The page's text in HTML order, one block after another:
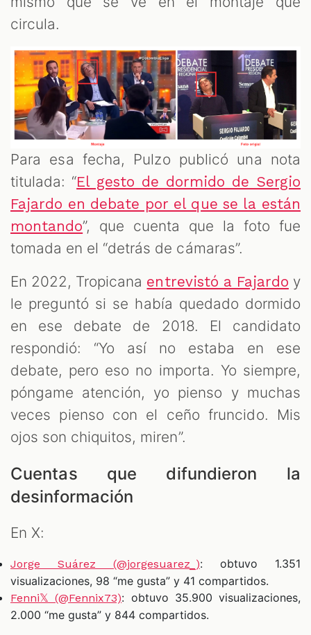
circula.
Para esa fecha, Pulzo publicó una nota
titulada: “El gesto de dormido de Sergio
Fajardo en debate por el que se la están
montando”, que cuenta que la foto fue
tomada en el “detrás de cámaras”.
En 2022, Tropicana entrevistó a Fajardo y
le preguntó si se había quedado dormido
en ese debate de 2018. El candidato
respondió: “Yo así no estaba en ese
debate, pero eso no importa. Yo siempre,
póngame atención, yo pienso y muchas
veces pienso con el ceño fruncido. Mis
ojos son chiquitos, miren”.
Cuentas que difundieron la
desinformación
En X:
Jorge Suárez (@jorgesuarez_): obtuvo 1.351
visualizaciones, 98 “me gusta” y 41 compartidos.
Fenni𝕏 (@Fennix73): obtuvo 35.900 visualizaciones,
2.000 “me gusta” y 844 compartidos.